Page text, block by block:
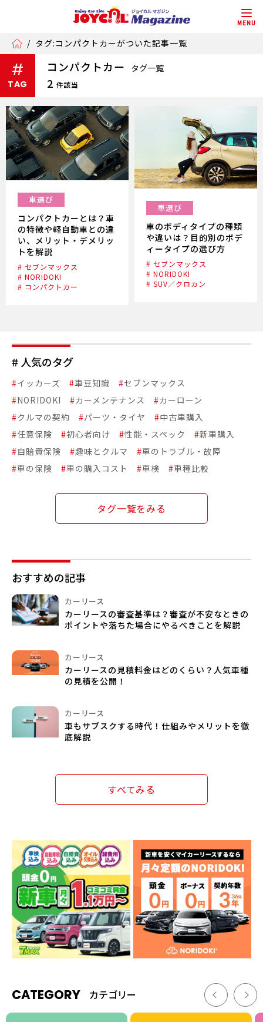
MENU
/ タグ:コンパクトカーがついた記事一覧
#
TAG
コンパクトカー タグ一覧
2 件該当
車選び
コンパクトカーとは？車
の特徴や軽自動車との違
い、メリット・デメリッ
トを解説
# セブンマックス
# NORIDOKI
# コンパクトカー
車選び
車のボディタイプの種類
や違いは？目的別のボデ
ィータイプの選び方
# セブンマックス
# NORIDOKI
# SUV／クロカン
# 人気のタグ
#イッカーズ #車豆知識 #セブンマックス
#NORIDOKI #カーメンテナンス #カーローン
#クルマの契約 #パーツ・タイヤ #中古車購入
#任意保険 #初心者向け #性能・スペック #新車購入
#自賠責保険 #趣味とクルマ #車のトラブル・故障
#車の保険 #車の購入コスト #車検 #車種比較
タグ一覧をみる
おすすめの記事
カーリース
カーリースの審査基準は？審査が不安なときの
ポイントや落ちた場合にやるべきことを解説
カーリース
カーリースの見積料金はどのくらい？人気車種
の見積を公開！
カーリース
車もサブスクする時代！仕組みやメリットを徹
底解説
すべてみる
CATEGORY カテゴリー